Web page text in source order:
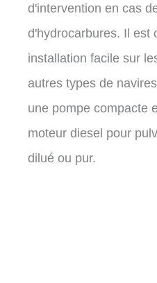
d'intervention en cas
d'hydrocarbures. Il est
installation facile sur
autres types de
une pompe compacte
moteur diesel pour
dilué ou pur.